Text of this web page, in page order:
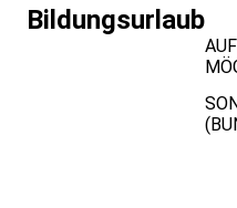
Bildungsurlaub möglich!
Bildungsurlaub